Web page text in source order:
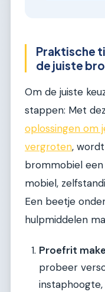
Praktische
de juiste
Om de juiste
stappen: Met
oplossingen om
vergroten,
brommobiel een
mobiel,
Een beetje
hulpmiddelen
Proefrit
probeer